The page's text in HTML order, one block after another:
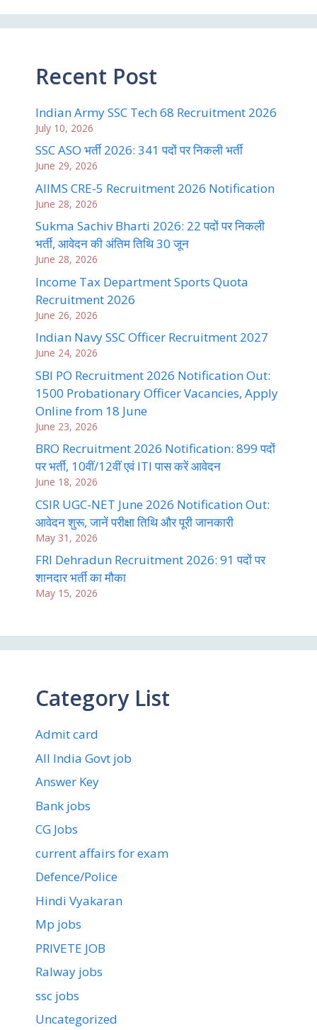
Recent Post
Indian Army SSC Tech 68 Recruitment 2026
July 10, 2026
SSC ASO भर्ती 2026: 341 पदों पर निकली भर्ती
June 29, 2026
AIIMS CRE-5 Recruitment 2026 Notification
June 28, 2026
Sukma Sachiv Bharti 2026: 22 पदों पर निकली
भर्ती, आवेदन की अंतिम तिथि 30 जून
June 28, 2026
Income Tax Department Sports Quota
Recruitment 2026
June 26, 2026
Indian Navy SSC Officer Recruitment 2027
June 24, 2026
SBI PO Recruitment 2026 Notification Out:
1500 Probationary Officer Vacancies, Apply
Online from 18 June
June 23, 2026
BRO Recruitment 2026 Notification: 899 पदों
पर भर्ती, 10वीं/12वीं एवं ITI पास करें आवेदन
June 18, 2026
CSIR UGC-NET June 2026 Notification Out:
आवेदन शुरू, जानें परीक्षा तिथि और पूरी जानकारी
May 31, 2026
FRI Dehradun Recruitment 2026: 91 पदों पर
शानदार भर्ती का मौका
May 15, 2026
Category List
Admit card
All India Govt job
Answer Key
Bank jobs
CG Jobs
current affairs for exam
Defence/Police
Hindi Vyakaran
Mp jobs
PRIVETE JOB
Ralway jobs
ssc jobs
Uncategorized